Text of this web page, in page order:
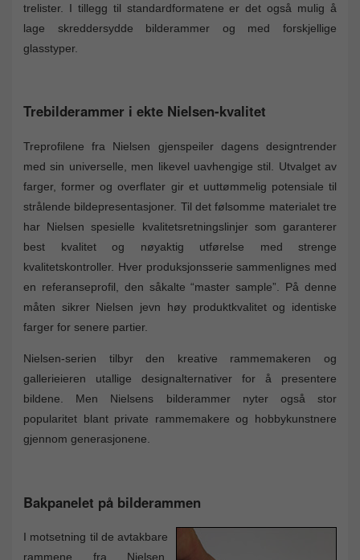
trelister. I tillegg til standardformatene er det også mulig å
lage skreddersydde bilderammer og med forskjellige
glasstyper.
Trebilderammer i ekte Nielsen-kvalitet
Treprofilene fra Nielsen gjenspeiler dagens designtrender
med sin universelle, men likevel uavhengige stil. Utvalget av
farger, former og overflater gir et uuttømmelig potensiale til
strålende bildepresentasjoner. Til det følsomme materialet tre
har Nielsen spesielle kvalitetsretningslinjer som garanterer
best kvalitet og nøyaktig utførelse med strenge
kvalitetskontroller. Hver produksjonsserie sammenlignes med
en referanseprofil, den såkalte “master sample”. På denne
måten sikrer Nielsen jevn høy produktkvalitet og identiske
farger for senere partier.
Nielsen-serien tilbyr den kreative rammemakeren og
gallerieieren utallige designalternativer for å presentere
bildene. Men Nielsens bilderammer nyter også stor
popularitet blant private rammemakere og hobbykunstnere
gjennom generasjonene.
Bakpanelet på bilderammen
I motsetning til de avtakbare
rammene fra Nielsen,